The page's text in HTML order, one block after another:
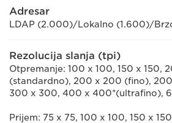
Adresar
LDAP (2.000)/Lokalno (1.600)/
Rezolucija slanja (tpi)
Otpremanje: 100 x 100, 150 x 150,
(standardno), 200 x 200 (fino),
300 x 300, 400 x 400*(ultrafino),
Prijem: 75 x 75, 100 x 100, 150 x